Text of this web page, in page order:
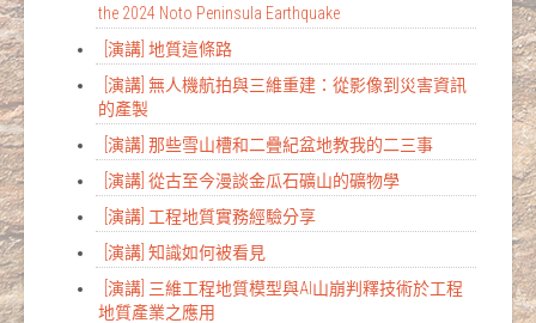
the 2024 Noto Peninsula Earthquake
[演講] 地質這條路
[演講] 無人機航拍與三維重建：從影像到災害資訊
的產製
[演講] 那些雪山槽和二疊紀盆地教我的二三事
[演講] 從古至今漫談金瓜石礦山的礦物學
[演講] 工程地質實務經驗分享
[演講] 知識如何被看見
[演講] 三維工程地質模型與AI山崩判釋技術於工程
地質產業之應用